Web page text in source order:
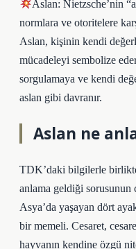
Aslan: Nietzsche’nin
normlara ve otoritelere
Aslan, kişinin kendi
mücadeleyi sembolize
sorgulamaya ve kendi
aslan gibi davranır.
Aslan ne
TDK’daki bilgilerle
anlama geldiği sorusunun
Asya’da yaşayan dört
bir memeli. Cesaret,
hayvanın kendine özgü